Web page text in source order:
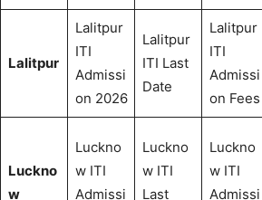
Lalitpur
Lalitpur
ITI
Admissi
on 2026
Lalitpur
ITI Last
Date
Lalitpur
ITI
Admissi
on Fees
Luckno
w
Luckno
w ITI
Admissi
Luckno
w ITI
Last
Luckno
w ITI
Admissi